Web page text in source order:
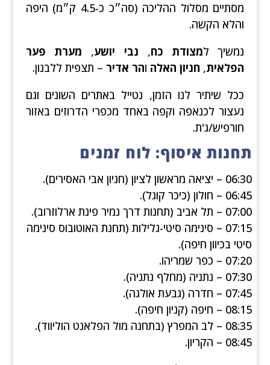
מסתיים מסלול ההליכה (סה״כ כ-4.5 ק״מ) היפה
והלא הקשה.
נמשיך למצודת כח, נבי יושע, מערת פער
הפלאית, חניון האלה והר אדיר – תצפית ללבנון.
ככל שיתיר לנו הזמן, נטייל באתרים השונים וגם
נעצור לכנאפה וקפה באחד מכפרי הדרוזים באזור
חורפיש/ג'ת.
תחנות איסוף: לוח זמנים
06:30 – יציאה מראשון לציון (חניון אבי האסירים).
06:45 – חולון (כיכר קוגל).
07:00 – תל אביב (תחנות דרך נמיר פינת ארלוזרוב).
07:15 – סינימה סיטי-גלילות (תחנת האוטובוס סינימה
סיטי בכיוון חיפה).
07:20 – כפר שמריהו.
07:30 – נתניה (מחלף נתניה).
07:45 – חדרה (גבעת אולגה).
08:15 – חיפה (קניון חיפה).
08:35 – לב המפרץ (בתחנה מול הפלאנט הוליווד).
08:45 – הקריון.